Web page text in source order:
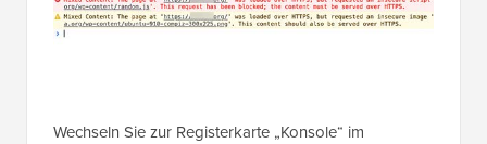
Wechseln Sie zur Registerkarte „Konsole“ im